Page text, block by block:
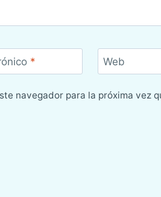
* Web
navegador para la próxima vez